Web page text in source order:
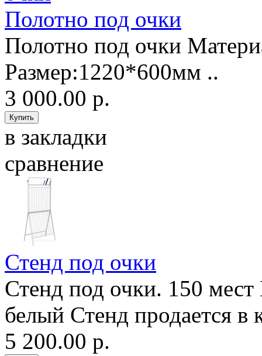
Полотно под очки
Полотно под очки
Размер:1220*600мм ..
3 000.00 р.
в закладки
сравнение
Стенд под очки
Стенд под очки. 150 мест
белый Стенд продается в
5 200.00 р.